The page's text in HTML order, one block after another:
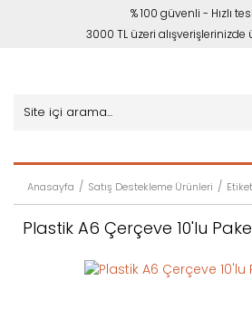
% 100 güvenli - Hızlı
3000 TL üzeri alışverişlerinizde
Anasayfa Satış Destekleme Ürünleri
Plastik A6 Çerçeve 10'lu